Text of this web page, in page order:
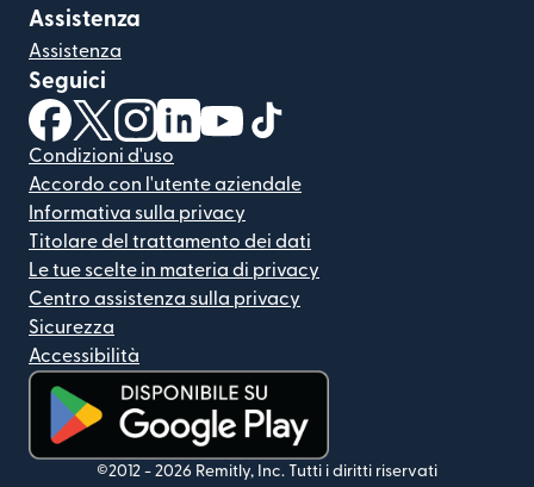
Assistenza
Assistenza
Seguici
(si apre in una nuova finestra)
(si apre in una nuova finestra)
(si apre in una nuova finestra)
(si apre in una nuova finestra)
(si apre in una nuova finestra)
Condizioni d'uso
Accordo con l'utente aziendale
Informativa sulla privacy
Titolare del trattamento dei dati
Le tue scelte in materia di privacy
Centro assistenza sulla privacy
Sicurezza
Accessibilità
(si apre in una nuova finestra)
©2012 - 2026 Remitly, Inc. Tutti i diritti riservati